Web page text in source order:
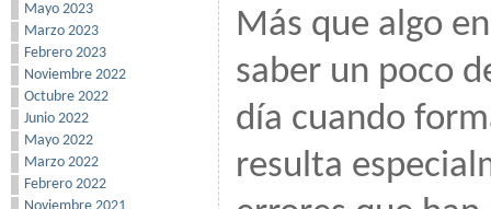
Mayo 2023
Marzo 2023
Febrero 2023
Noviembre 2022
Octubre 2022
Junio 2022
Mayo 2022
Marzo 2022
Febrero 2022
Más que algo
saber un poco
día cuando
resulta